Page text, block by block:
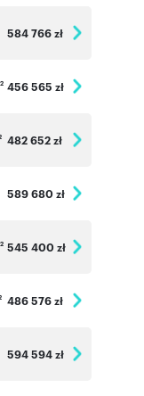
584 766 zł
2 456 565 zł
482 652 zł
589 680 zł
2 545 400 zł
486 576 zł
594 594 zł